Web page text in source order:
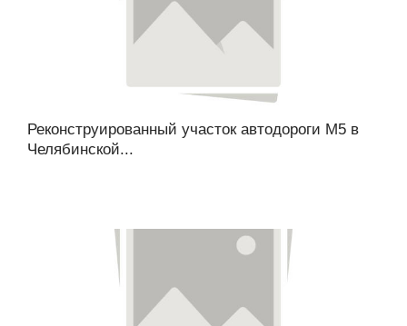
Реконструированный участок автодороги М5 в
Челябинской...